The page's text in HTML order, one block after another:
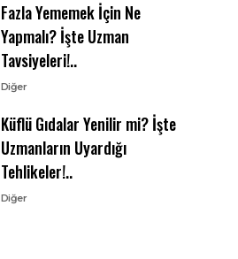
Fazla Yememek İçin Ne
Yapmalı? İşte Uzman
Tavsiyeleri!..
Diğer
Küflü Gıdalar Yenilir mi? İşte
Uzmanların Uyardığı
Tehlikeler!..
Diğer